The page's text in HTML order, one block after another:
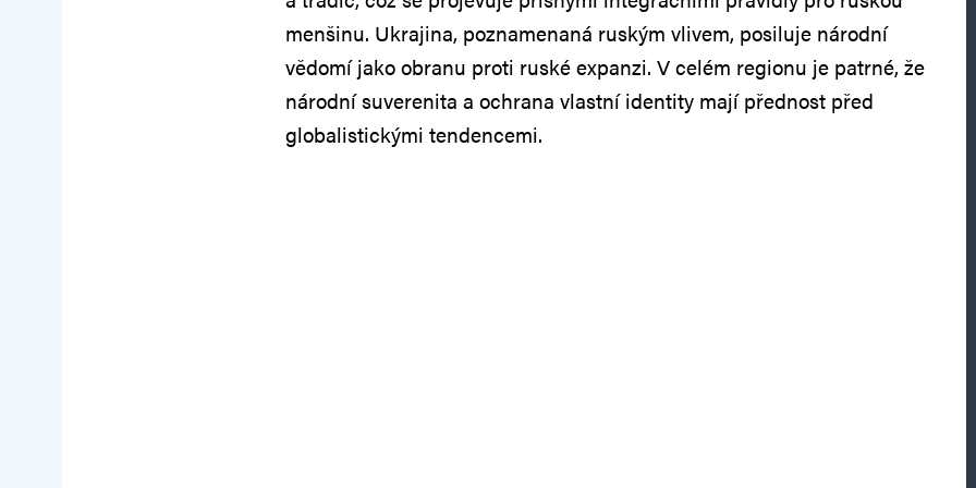
menšinu. Ukrajina, poznamenaná ruským vlivem, posiluje národní
vědomí jako obranu proti ruské expanzi. V celém regionu je patrné, že
národní suverenita a ochrana vlastní identity mají přednost před
globalistickými tendencemi.